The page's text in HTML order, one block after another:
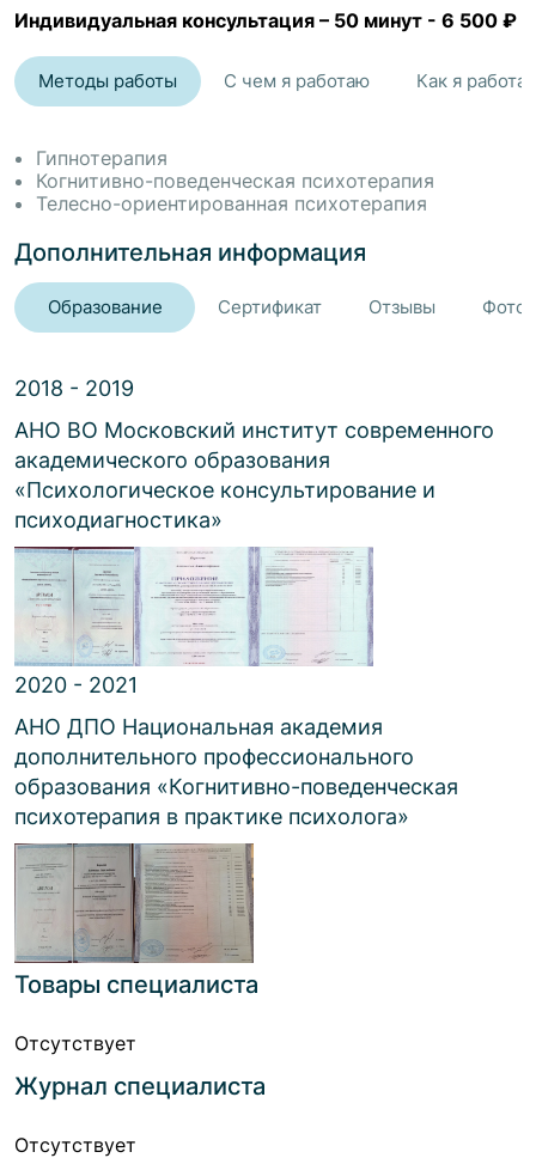
более 8 лет практики, опыт преподавания и создания
обучающих программ. Моя цель — не просто
работы.
Индивидуальная консультация – 50 минут - 6 500 ₽
Методы работы С чем я работаю Как я
Гипнотерапия
Когнитивно-поведенческая психотерапия
Телесно-ориентированная психотерапия
Дополнительная информация
Образование Сертификат Отзывы Фото
2018 - 2019
АНО ВО Московский институт современного
академического образования
«Психологическое консультирование и
психодиагностика»
2020 - 2021
АНО ДПО Национальная академия
дополнительного профессионального
образования «Когнитивно-поведенческая
психотерапия в практике психолога»
Товары специалиста
Отсутствует
Журнал специалиста
Отсутствует